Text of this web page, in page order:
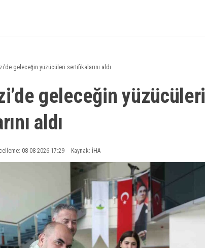
geleceğin yüzücüleri sertifikalarını aldı
geleceğin yüzücüleri
aldı
08-08-2026 17:29 Kaynak: İHA